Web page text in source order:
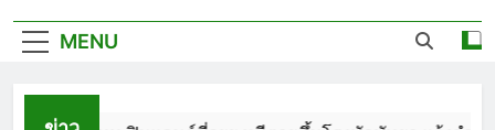
รับผิดชอบ พร้อมเตือนอย่าหลงเชื่อรีวิวราคาถูก
ชลบุรี หนุ่มใหญ่ออสซี่พาสาวไทยวัย 17 เข้าคอนโด
ชลบุรี ฉลุยก่อนหมดวาระ! สภาเมืองพัทยา ผ่านงบ 5.7
MENU